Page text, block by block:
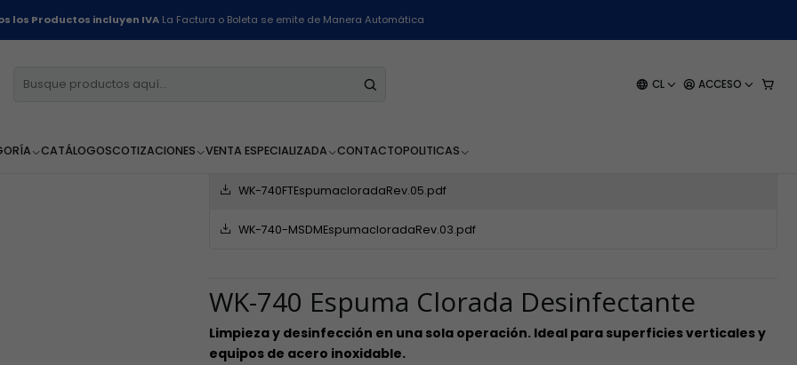
CL ACCESO
CATÁLOGOSCOTIZACIONES VENTA ESPECIALIZADA CONTACTOPOLITICAS
los Productos incluyen IVALa Factura o Boleta se emite de Manera Automática
de Procesos de Alimentos Espuma Clorada Desinfectante - WK-740 - 1 Litro
Espuma Clorada Desinfectante - WK-
FICHA TECNICA
WK-740FTEspumacloradaRev.05.pdf
WK-740-MSDMEspumacloradaRev.03.pdf
WK-740 Espuma Clorada Desinfectante
Limpieza y desinfección en una sola operación. Ideal para superficies verticales y
equipos de acero inoxidable.